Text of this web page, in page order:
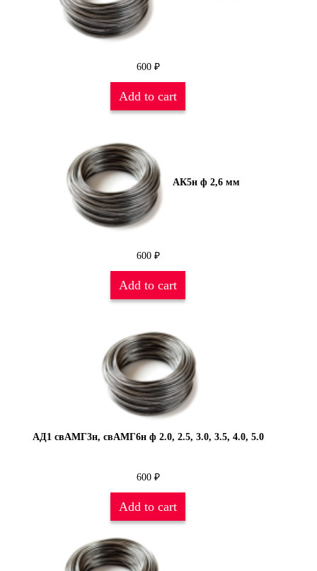
600 ₽
Add to cart
АК5н ф 2,6 мм
600 ₽
Add to cart
АД1 свАМГ3н, свАМГ6н ф 2.0, 2.5, 3.0, 3.5, 4.0, 5.0
600 ₽
Add to cart